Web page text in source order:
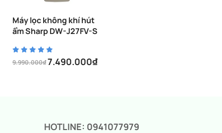
Máy lọc không khí hút
ẩm Sharp DW-J27FV-S
9.990.000₫ 7.490.000₫
HOTLINE: 0941077979